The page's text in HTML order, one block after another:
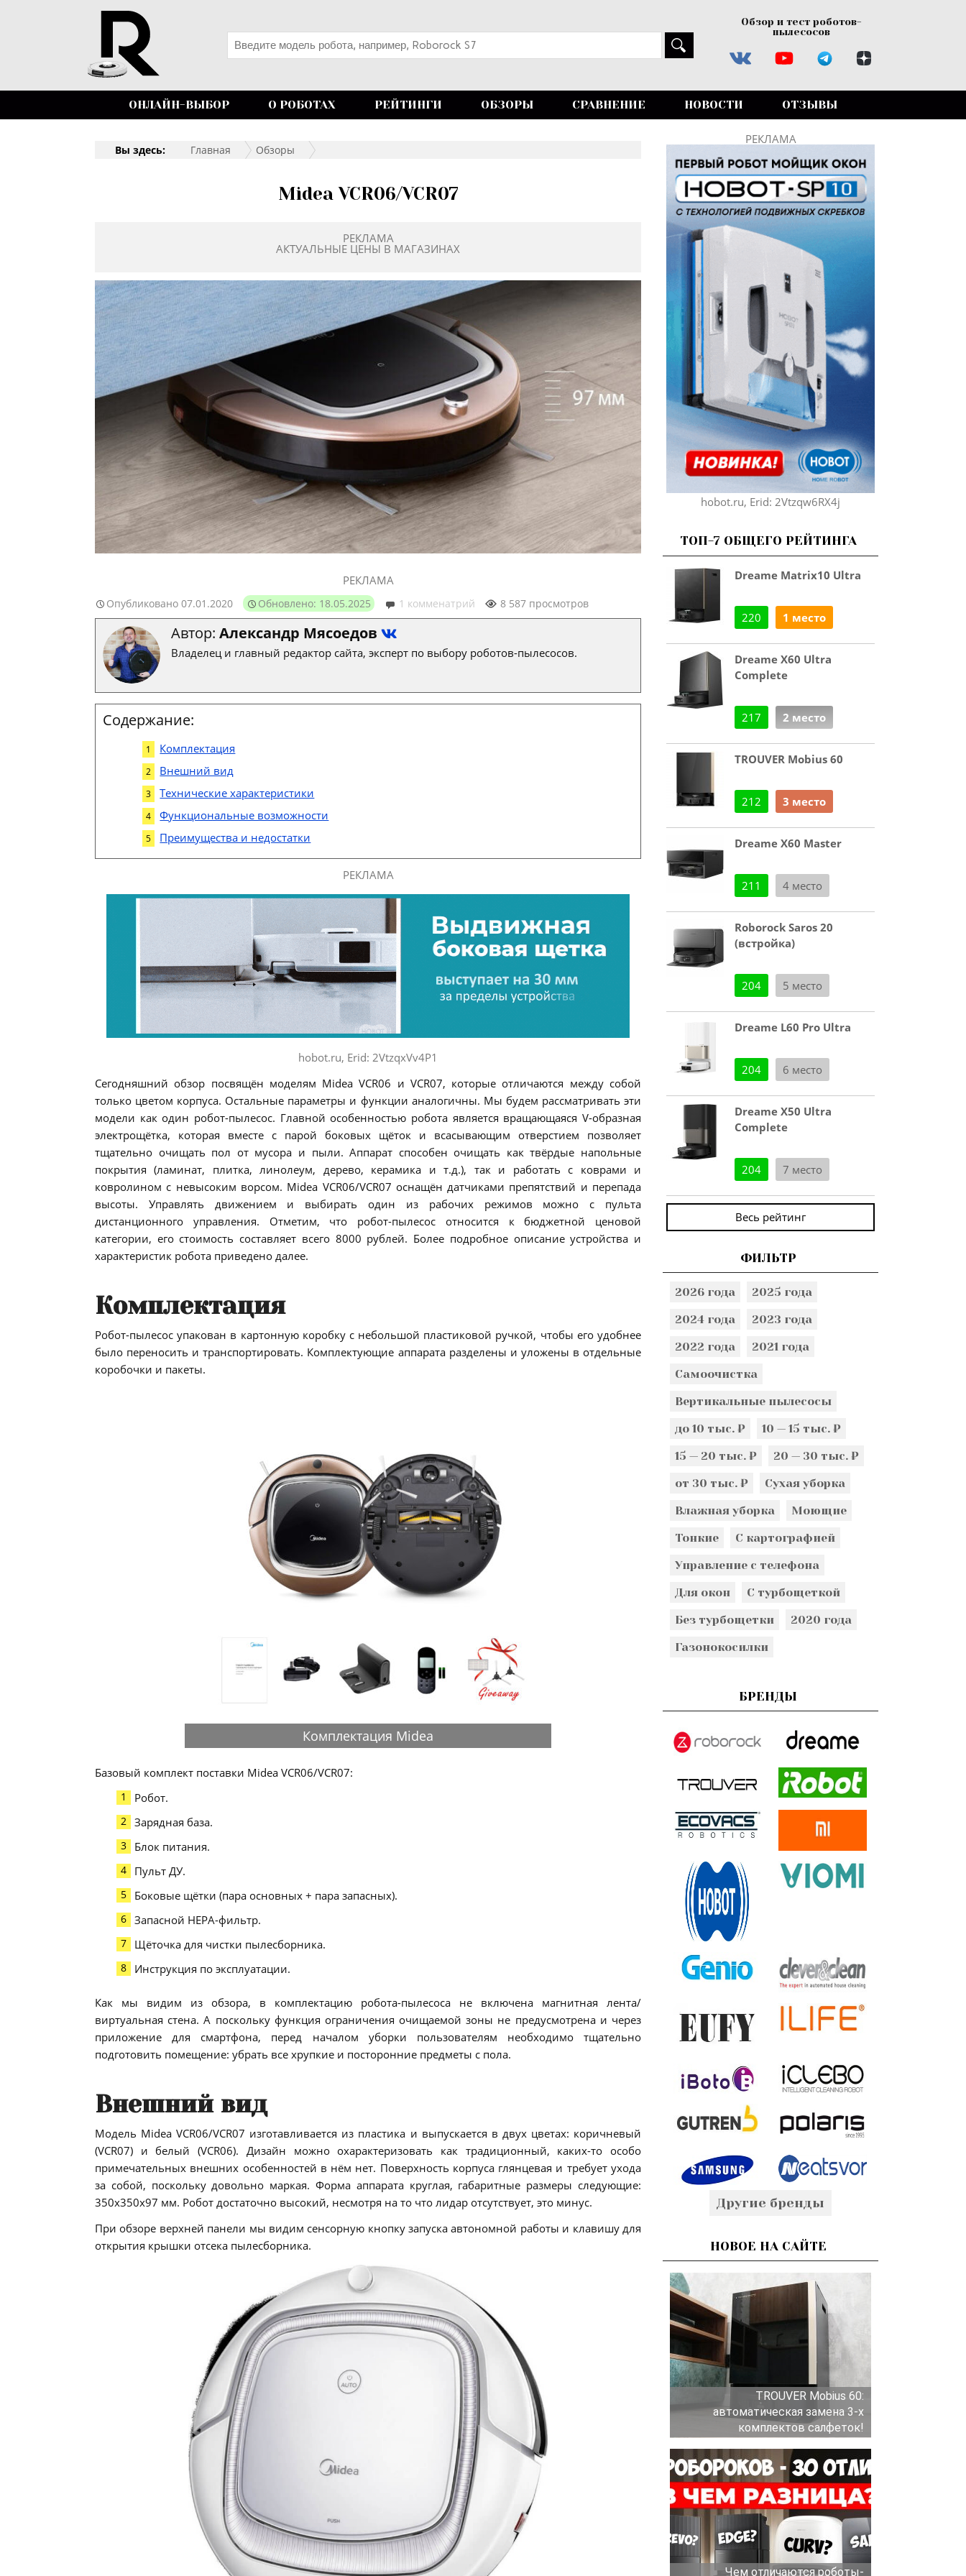
Обзор и тест роботов-
пылесосов
ОНЛАЙН-ВЫБОР О РОБОТАХ РЕЙТИНГИ ОБЗОРЫ СРАВНЕНИЕ НОВОСТИ ОТЗЫВЫ
Вы здесь: Главная Обзоры
Midea VCR06/VCR07
РЕКЛАМА
АКТУАЛЬНЫЕ ЦЕНЫ В МАГАЗИНАХ
РЕКЛАМА
Опубликовано 07.01.2020 Обновлено: 18.05.2025 1 комменатрий 8 587 просмотров
Автор: Александр Мясоедов
Владелец и главный редактор сайта, эксперт по выбору роботов-пылесосов.
Содержание:
Комплектация
Внешний вид
Технические характеристики
Функциональные возможности
Преимущества и недостатки
РЕКЛАМА
hobot.ru, Erid: 2VtzqxVv4P1
Сегодняшний обзор посвящён моделям Midea VCR06 и VCR07, которые отличаются между собой
только цветом корпуса. Остальные параметры и функции аналогичны. Мы будем рассматривать эти
модели как один робот-пылесос. Главной особенностью робота является вращающаяся V-образная
электрощётка, которая вместе с парой боковых щёток и всасывающим отверстием позволяет
тщательно очищать пол от мусора и пыли. Аппарат способен очищать как твёрдые напольные
покрытия (ламинат, плитка, линолеум, дерево, керамика и т.д.), так и работать с коврами и
ковролином с невысоким ворсом. Midea VCR06/VCR07 оснащён датчиками препятствий и перепада
высоты. Управлять движением и выбирать один из рабочих режимов можно с пульта
дистанционного управления. Отметим, что робот-пылесос относится к бюджетной ценовой
категории, его стоимость составляет всего 8000 рублей. Более подробное описание устройства и
характеристик робота приведено далее.
Комплектация
Робот-пылесос упакован в картонную коробку с небольшой пластиковой ручкой, чтобы его удобнее
было переносить и транспортировать. Комплектующие аппарата разделены и уложены в отдельные
коробочки и пакеты.
Комплектация Midea
Базовый комплект поставки Midea VCR06/VCR07:
Робот.
Зарядная база.
Блок питания.
Пульт ДУ.
Боковые щётки (пара основных + пара запасных).
Запасной HEPA-фильтр.
Щёточка для чистки пылесборника.
Инструкция по эксплуатации.
Как мы видим из обзора, в комплектацию робота-пылесоса не включена магнитная лента/
виртуальная стена. А поскольку функция ограничения очищаемой зоны не предусмотрена и через
приложение для смартфона, перед началом уборки пользователям необходимо тщательно
подготовить помещение: убрать все хрупкие и посторонние предметы с пола.
Внешний вид
Модель Midea VCR06/VCR07 изготавливается из пластика и выпускается в двух цветах: коричневый
(VCR07) и белый (VCR06). Дизайн можно охарактеризовать как традиционный, каких-то особо
примечательных внешних особенностей в нём нет. Поверхность корпуса глянцевая и требует ухода
за собой, поскольку довольно маркая. Форма аппарата круглая, габаритные размеры следующие:
350х350х97 мм. Робот достаточно высокий, несмотря на то что лидар отсутствует, это минус.
При обзоре верхней панели мы видим сенсорную кнопку запуска автономной работы и клавишу для
открытия крышки отсека пылесборника.
РЕКЛАМА
hobot.ru, Erid: 2Vtzqw6RX4j
ТОП-7 ОБЩЕГО РЕЙТИНГА
Dreame Matrix10 Ultra
220 1 место
Dreame X60 Ultra
Complete
217 2 место
TROUVER Mobius 60
212 3 место
Dreame X60 Master
211 4 место
Roborock Saros 20
(встройка)
204 5 место
Dreame L60 Pro Ultra
204 6 место
Dreame X50 Ultra
Complete
204 7 место
Весь рейтинг
ФИЛЬТР
2026 года
2025 года
2024 года
2023 года
2022 года
2021 года
Самоочистка
Вертикальные пылесосы
до 10 тыс. ₽
10 — 15 тыс. ₽
15 — 20 тыс. ₽
20 — 30 тыс. ₽
от 30 тыс. ₽
Сухая уборка
Влажная уборка
Моющие
Тонкие
С картографией
Управление с телефона
Для окон
С турбощеткой
Без турбощетки
2020 года
Газонокосилки
БРЕНДЫ
Другие бренды
НОВОЕ НА САЙТЕ
TROUVER Mobius 60:
автоматическая замена 3-х
комплектов салфеток!
Чем отличаются роботы-